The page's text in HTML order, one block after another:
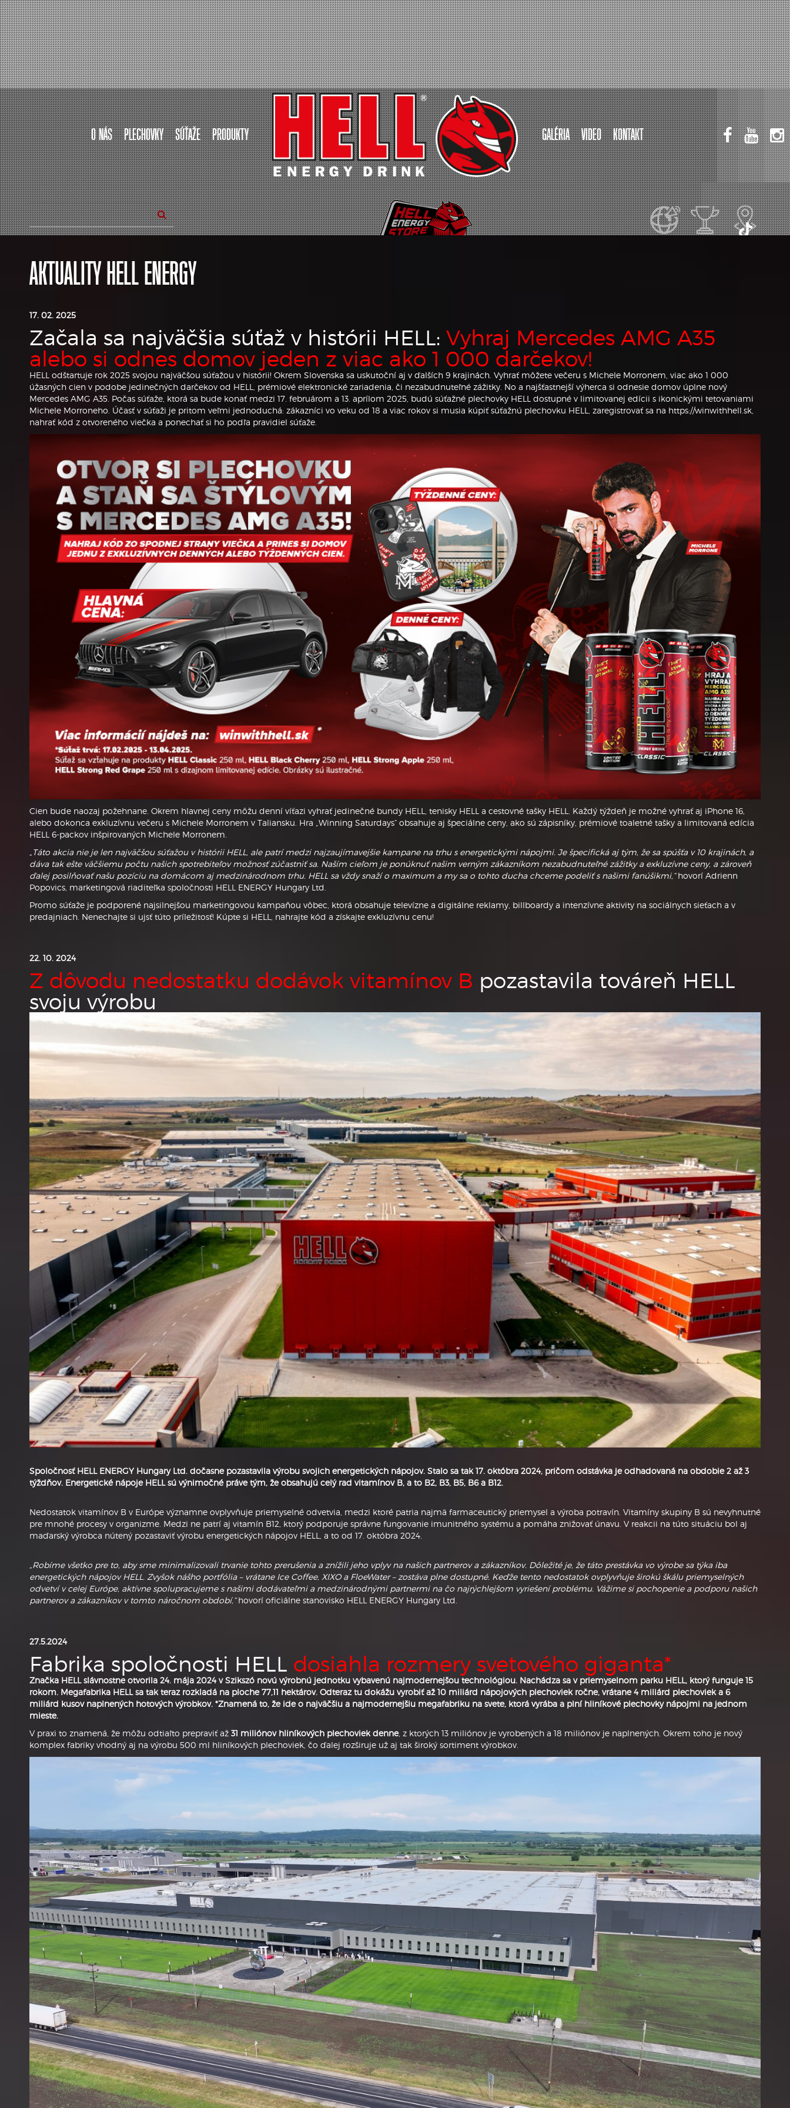
O NÁS PLECHOVKY SÚŤAŽE PRODUKTY GALÉRIA VIDEO KONTAKT
AKTUALITY HELL ENERGY
17. 02. 2025
Začala sa najväčšia súťaž v histórii HELL: Vyhraj Mercedes AMG A35
alebo si odnes domov jeden z viac ako 1 000 darčekov!
HELL odštartuje rok 2025 svojou najväčšou súťažou v histórii! Okrem Slovenska sa uskutoční aj v ďalších 9 krajinách. Vyhrať môžete večeru s Michele Morronem, viac ako 1 000
úžasných cien v podobe jedinečných darčekov od HELL, prémiové elektronické zariadenia, či nezabudnuteľné zážitky. No a najšťastnejší výherca si odnesie domov úplne nový
Mercedes AMG A35. Počas súťaže, ktorá sa bude konať medzi 17. februárom a 13. aprílom 2025, budú súťažné plechovky HELL dostupné v limitovanej edícii s ikonickými tetovaniami
Michele Morroneho. Účasť v súťaži je pritom veľmi jednoduchá: zákazníci vo veku od 18 a viac rokov si musia kúpiť súťažnú plechovku HELL, zaregistrovať sa na https://winwithhell.sk
nahrať kód z otvoreného viečka a ponechať si ho podľa pravidiel súťaže.
Cien bude naozaj požehnane. Okrem hlavnej ceny môžu denní víťazi vyhrať jedinečné bundy HELL, tenisky HELL a cestovné tašky HELL. Každý týždeň je možné vyhrať aj iPhone 16,
alebo dokonca exkluzívnu večeru s Michele Morronem v Taliansku. Hra „Winning Saturdays“ obsahuje aj špeciálne ceny, ako sú zápisníky, prémiové toaletné tašky a limitovaná edícia
HELL 6-packov inšpirovaných Michele Morronem.
„Táto akcia nie je len najväčšou súťažou v histórii HELL, ale patrí medzi najzaujímavejšie kampane na trhu s energetickými nápojmi. Je špecifická aj tým, že sa spúšťa v 10 krajinách, a
dáva tak ešte väčšiemu počtu našich spotrebiteľov možnosť zúčastniť sa. Naším cieľom je ponúknuť našim verným zákazníkom nezabudnuteľné zážitky a exkluzívne ceny, a zároveň
ďalej posilňovať našu pozíciu na domácom aj medzinárodnom trhu. HELL sa vždy snaží o maximum a my sa o tohto ducha chceme podeliť s našimi fanúšikmi,“hovorí Adrienn
Popovics, marketingová riaditeľka spoločnosti HELL ENERGY Hungary Ltd.
Promo súťaže je podporené najsilnejšou marketingovou kampaňou vôbec, ktorá obsahuje televízne a digitálne reklamy, billboardy a intenzívne aktivity na sociálnych sieťach a v
predajniach. Nenechajte si ujsť túto príležitosť! Kúpte si HELL, nahrajte kód a získajte exkluzívnu cenu!
22. 10. 2024
Z dôvodu nedostatku dodávok vitamínov B pozastavila továreň HELL
svoju výrobu
Spoločnosť HELL ENERGY Hungary Ltd. dočasne pozastavila výrobu svojich energetických nápojov. Stalo sa tak 17. októbra 2024, pričom odstávka je odhadovaná na obdobie 2 až 3
týždňov. Energetické nápoje HELL sú výnimočné práve tým, že obsahujú celý rad vitamínov B, a to B2, B3, B5, B6 a B12.
Nedostatok vitamínov B v Európe významne ovplyvňuje priemyselné odvetvia, medzi ktoré patria najmä farmaceutický priemysel a výroba potravín. Vitamíny skupiny B sú nevyhnutné
pre mnohé procesy v organizme. Medzi ne patrí aj vitamín B12, ktorý podporuje správne fungovanie imunitného systému a pomáha znižovať únavu. V reakcii na túto situáciu bol aj
maďarský výrobca nútený pozastaviť výrobu energetických nápojov HELL, a to od 17. októbra 2024.
„Robíme všetko pre to, aby sme minimalizovali trvanie tohto prerušenia a znížili jeho vplyv na našich partnerov a zákazníkov. Dôležité je, že táto prestávka vo výrobe sa týka iba
energetických nápojov HELL. Zvyšok nášho portfólia – vrátane Ice Coffee, XIXO a FloeWater – zostáva plne dostupné. Keďže tento nedostatok ovplyvňuje širokú škálu priemyselných
odvetví v celej Európe, aktívne spolupracujeme s našimi dodávateľmi a medzinárodnými partnermi na čo najrýchlejšom vyriešení problému. Vážime si pochopenie a podporu našich
partnerov a zákazníkov v tomto náročnom období,“hovorí oficiálne stanovisko HELL ENERGY Hungary Ltd.
27.5.2024
Fabrika spoločnosti HELL dosiahla rozmery svetového giganta*
Značka HELL slávnostne otvorila 24. mája 2024 v Szikszó novú výrobnú jednotku vybavenú najmodernejšou technológiou. Nachádza sa v priemyselnom parku HELL, ktorý funguje 15
rokom. Megafabrika HELL sa tak teraz rozkladá na ploche 77,11 hektárov. Odteraz tu dokážu vyrobiť až 10 miliárd nápojových plechoviek ročne, vrátane 4 miliárd plechoviek a 6
miliárd kusov naplnených hotových výrobkov. *Znamená to, že ide o najväčšiu a najmodernejšiu megafabriku na svete, ktorá vyrába a plní hliníkové plechovky nápojmi na jednom
mieste.
V praxi to znamená, že môžu odtiaľto prepraviť až 31 miliónov hliníkových plechoviek denne, z ktorých 13 miliónov je vyrobených a 18 miliónov je naplnených. Okrem toho je nový
komplex fabriky vhodný aj na výrobu 500 ml hliníkových plechoviek, čo ďalej rozširuje už aj tak široký sortiment výrobkov.